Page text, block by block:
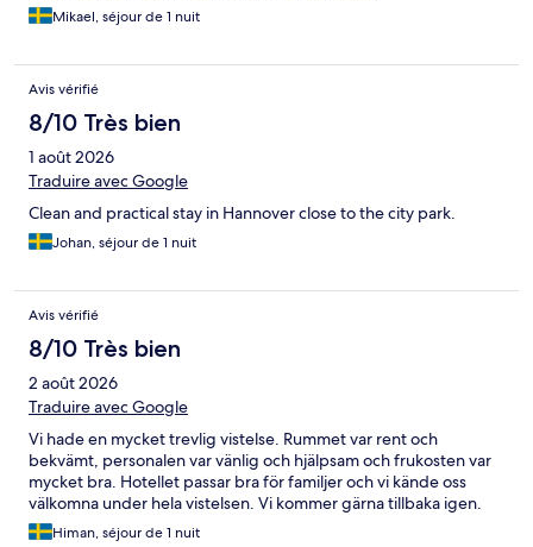
Mikael, séjour de 1 nuit
Avis vérifié
8/10 Très bien
1 août 2026
Traduire avec Google
Clean and practical stay in Hannover close to the city park.
Johan, séjour de 1 nuit
Avis vérifié
8/10 Très bien
2 août 2026
Traduire avec Google
Vi hade en mycket trevlig vistelse. Rummet var rent och
bekvämt, personalen var vänlig och hjälpsam och frukosten var
mycket bra. Hotellet passar bra för familjer och vi kände oss
välkomna under hela vistelsen. Vi kommer gärna tillbaka igen.
Himan, séjour de 1 nuit